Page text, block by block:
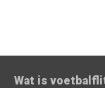
Wat is